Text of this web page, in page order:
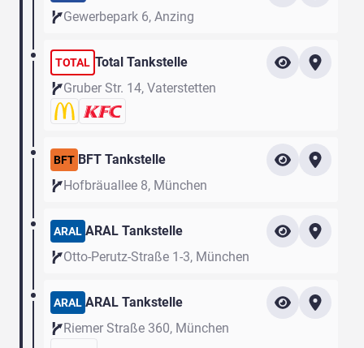
Gewerbepark 6, Anzing
TOTAL Total Tankstelle
Gruber Str. 14, Vaterstetten
BFT BFT Tankstelle
Hofbräuallee 8, München
ARAL ARAL Tankstelle
Otto-Perutz-Straße 1-3, München
ARAL ARAL Tankstelle
Riemer Straße 360, München